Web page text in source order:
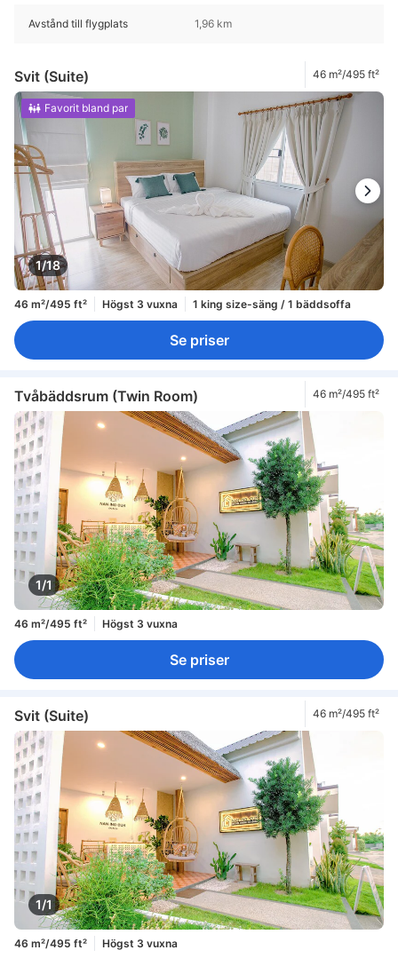
Avstånd till flygplats 1,96 km
Svit (Suite) 46 m²/495 ft²
1/18
Favorit bland par
46 m²/495 ft² Högst 3 vuxna 1 king size-säng / 1 bäddsoffa
Se priser
Tvåbäddsrum (Twin Room) 46 m²/495 ft²
1/1
46 m²/495 ft² Högst 3 vuxna
Se priser
Svit (Suite) 46 m²/495 ft²
1/1
46 m²/495 ft² Högst 3 vuxna